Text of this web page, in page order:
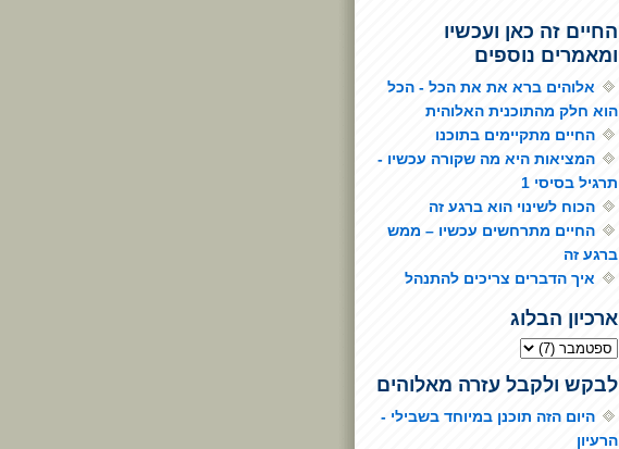
החיים זה כאן ועכשיו
ומאמרים נוספים
אלוהים ברא את את הכל - הכל
הוא חלק מהתוכנית האלוהית
החיים מתקיימים בתוכנו
המציאות היא מה שקורה עכשיו -
תרגיל בסיסי 1
הכוח לשינוי הוא ברגע זה
החיים מתרחשים עכשיו – ממש
ברגע זה
איך הדברים צריכים להתנהל
ארכיון הבלוג
לבקש ולקבל עזרה מאלוהים
היום הזה תוכנן במיוחד בשבילי -
הרעיון